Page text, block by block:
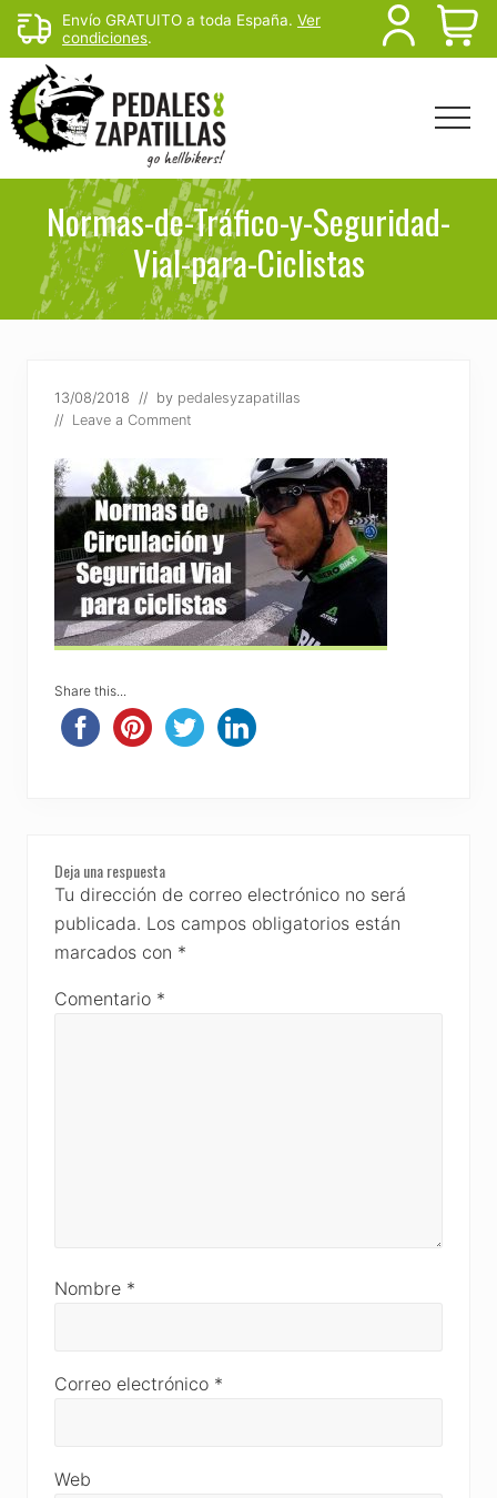
Menu
Skip
main
content
Skip
footer
Envío GRATUITO a toda España. Ver
condiciones.
Rutas
senderismo
para
escapar
Menu
Normas-de-Tráfico-y-Seguridad-
Vial-para-Ciclistas
13/08/2018 // by pedalesyzapatillas
// Leave a Comment
Share this...
Reader
Interactions
Deja una respuesta
Tu dirección de correo electrónico no será
publicada. Los campos obligatorios están
marcados con *
Comentario *
Nombre *
Correo electrónico *
Web